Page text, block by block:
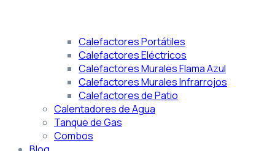
Calefactores Portátiles
Calefactores Eléctricos
Calefactores Murales Flama Azul
Calefactores Murales Infrarrojos
Calefactores de Patio
Calentadores de Agua
Tanque de Gas
Combos